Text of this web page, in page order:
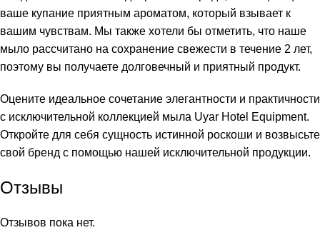
ваше купание приятным ароматом, который взывает к
вашим чувствам. Мы также хотели бы отметить, что наше
мыло рассчитано на сохранение свежести в течение 2 лет,
поэтому вы получаете долговечный и приятный продукт.
Оцените идеальное сочетание элегантности и практичности
с исключительной коллекцией мыла Uyar Hotel Equipment.
Откройте для себя сущность истинной роскоши и возвысьте
свой бренд с помощью нашей исключительной продукции.
Отзывы
Отзывов пока нет.